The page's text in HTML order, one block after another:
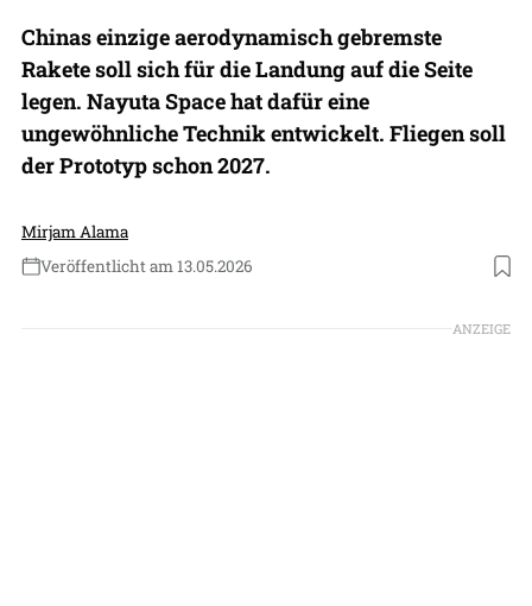
Chinas einzige aerodynamisch gebremste
Rakete soll sich für die Landung auf die Seite
legen. Nayuta Space hat dafür eine
ungewöhnliche Technik entwickelt. Fliegen soll
der Prototyp schon 2027.
Mirjam Alama
Veröffentlicht am 13.05.2026
Foto: Nayuta Space (Weixin)
ANZEIGE